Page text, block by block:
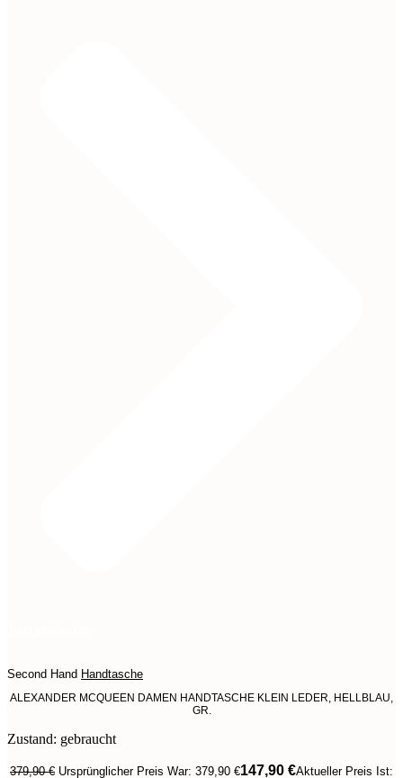
Second Hand Handtasche
ALEXANDER MCQUEEN DAMEN HANDTASCHE KLEIN LEDER, HELLBLAU,
GR.
Zustand: gebraucht
379,90€ Ursprünglicher Preis War: 379,90 €147,90 €Aktueller Preis Ist: